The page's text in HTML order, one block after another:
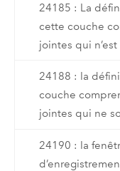
24185 : La
cette couche
jointes qui
24188 : la
couche
jointes qui ne
24190 : la